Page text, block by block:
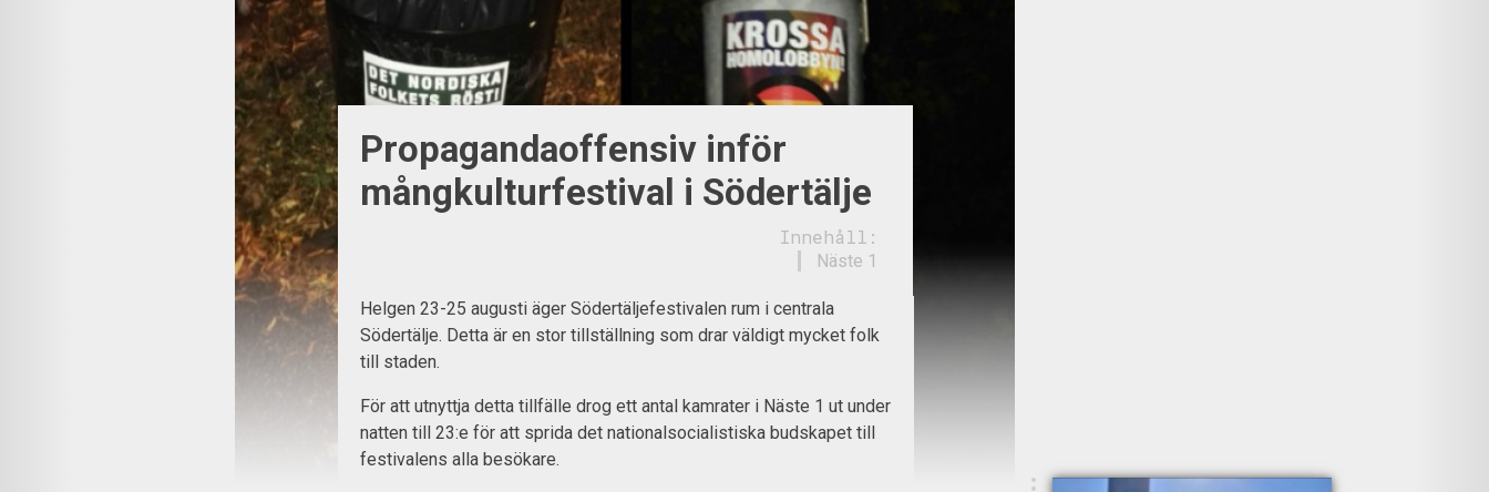
Propagandaoffensiv inför
mångkulturfestival i Södertälje
Innehåll:
Näste 1
Helgen 23-25 augusti äger Södertäljefestivalen rum i centrala
Södertälje. Detta är en stor tillställning som drar väldigt mycket folk
till staden.
För att utnyttja detta tillfälle drog ett antal kamrater i Näste 1 ut under
natten till 23:e för att sprida det nationalsocialistiska budskapet till
festivalens alla besökare.